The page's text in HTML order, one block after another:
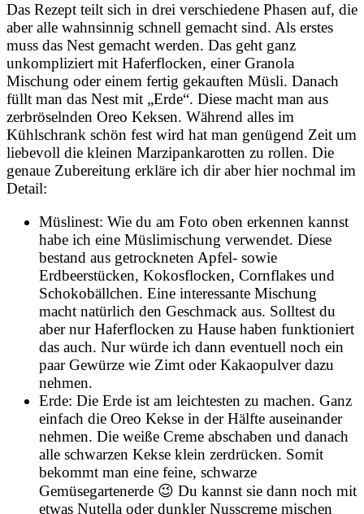
Das Rezept teilt sich in drei verschiedene Phasen auf, die
aber alle wahnsinnig schnell gemacht sind. Als erstes
muss das Nest gemacht werden. Das geht ganz
unkompliziert mit Haferflocken, einer Granola
Mischung oder einem fertig gekauften Müsli. Danach
füllt man das Nest mit „Erde“. Diese macht man aus
zerbröselnden Oreo Keksen. Während alles im
Kühlschrank schön fest wird hat man genügend Zeit um
liebevoll die kleinen Marzipankarotten zu rollen. Die
genaue Zubereitung erkläre ich dir aber hier nochmal im
Detail:
Müslinest: Wie du am Foto oben erkennen kannst
habe ich eine Müslimischung verwendet. Diese
bestand aus getrockneten Apfel- sowie
Erdbeerstücken, Kokosflocken, Cornflakes und
Schokobällchen. Eine interessante Mischung
macht natürlich den Geschmack aus. Solltest du
aber nur Haferflocken zu Hause haben funktioniert
das auch. Nur würde ich dann eventuell noch ein
paar Gewürze wie Zimt oder Kakaopulver dazu
nehmen.
Erde: Die Erde ist am leichtesten zu machen. Ganz
einfach die Oreo Kekse in der Hälfte auseinander
nehmen. Die weiße Creme abschaben und danach
alle schwarzen Kekse klein zerdrücken. Somit
bekommt man eine feine, schwarze
Gemüsegartenerde 😉 Du kannst sie dann noch mit
etwas Nutella oder dunkler Nusscreme mischen